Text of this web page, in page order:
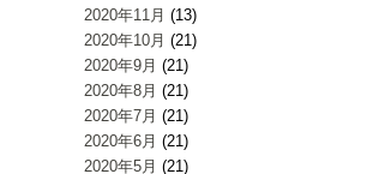
2020年11月 (13)
2020年10月 (21)
2020年9月 (21)
2020年8月 (21)
2020年7月 (21)
2020年6月 (21)
2020年5月 (21)